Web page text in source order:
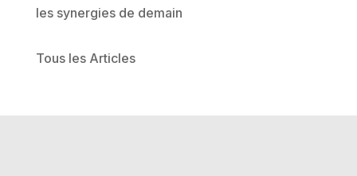
les synergies de demain
Tous les Articles